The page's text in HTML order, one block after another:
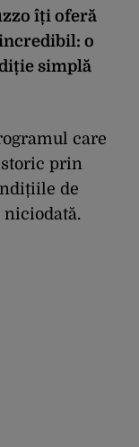
îți oferă
o
simplă
care
prin
de